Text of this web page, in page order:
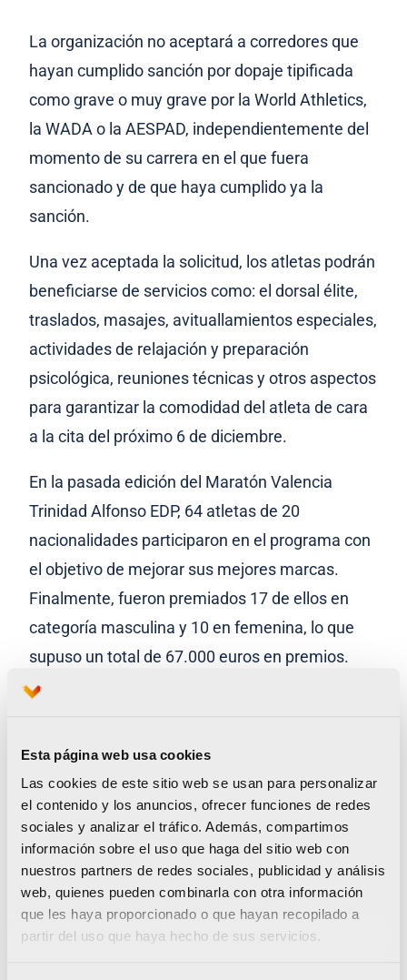
Esta página web usa cookies
Las cookies de este sitio web se usan para personalizar
el contenido y los anuncios, ofrecer funciones de redes
sociales y analizar el tráfico. Además, compartimos
información sobre el uso que haga del sitio web con
nuestros partners de redes sociales, publicidad y análisis
web, quienes pueden combinarla con otra información
que les haya proporcionado o que hayan recopilado a
partir del uso que haya hecho de sus servicios.
La organización no aceptará a corredores que
hayan cumplido sanción por dopaje tipificada
como grave o muy grave por la World Athletics,
la WADA o la AESPAD, independientemente del
momento de su carrera en el que fuera
sancionado y de que haya cumplido ya la
sanción.
Una vez aceptada la solicitud, los atletas podrán
beneficiarse de servicios como: el dorsal élite,
traslados, masajes, avituallamientos especiales,
actividades de relajación y preparación
psicológica, reuniones técnicas y otros aspectos
para garantizar la comodidad del atleta de cara
a la cita del próximo 6 de diciembre.
En la pasada edición del Maratón Valencia
Trinidad Alfonso EDP, 64 atletas de 20
nacionalidades participaron en el programa con
el objetivo de mejorar sus mejores marcas.
Finalmente, fueron premiados 17 de ellos en
categoría masculina y 10 en femenina, lo que
supuso un total de 67.000 euros en premios.
España y Reino Unido fueron los países con más
Para formar parte de este programa, los
interesados deberán enviar un correo
electrónico amybest42@maratonvalencia.com
entre el 1 de marzo y el 31 de abril de 2020.